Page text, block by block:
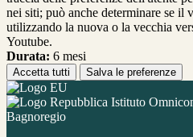
nei siti; può anche determinare se il
utilizzando la nuova o la vecchia
Youtube.
Durata: 6 mesi
Accetta tutti Salva le preferenze
Istituto
Bagnoregio